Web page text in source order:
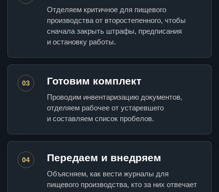
Отделяем критичное для пищевого
производства от второстепенного, чтобы
сначала закрыть штрафы, предписания
и остановку работы.
03 Готовим комплект
Проводим инвентаризацию документов,
отделяем рабочее от устаревшего
и составляем список пробелов.
04 Передаем и внедряем
Объясняем, как вести журналы для
пищевого производства, кто за них отвечает